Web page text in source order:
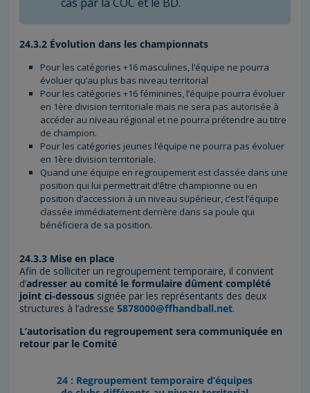
24.3.2 Évolution dans les championnats
Pour les catégories +16 masculines, l’équipe ne pourra
évoluer qu’au plus bas niveau territorial
Pour les catégories +16 féminines, l’équipe pourra évoluer
en 1ère division territoriale mais ne sera pas autorisée à
accéder au niveau régional et ne pourra prétendre au titre
de champion.
Pour les catégories jeunes l’équipe ne pourra pas évoluer
en 1ère division territoriale.
Quand une équipe en regroupement est classée dans une
position qui lui permettrait d’être championne ou en
position d’accession à un niveau supérieur, c’est l’équipe
classée immédiatement derrière dans sa poule qui
bénéficiera de sa position.
24.3.3 Mise en place
Afin de solliciter un regroupement temporaire, il convient
d’adresser au comité le formulaire dûment complété
joint ci-dessous signée par les représentants des deux
structures à l’adresse5878000@ffhandball.net.
L’autorisation du regroupement sera communiquée en
retour par le Comité
24 : Regroupement temporaire d’équipes